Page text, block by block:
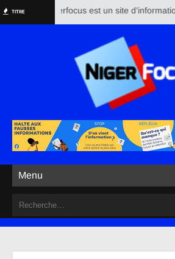
TITRE Nigerfocus est un site
Menu